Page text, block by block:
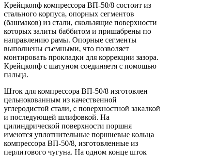
Крейцкопф компрессора ВП-50/8 состоит из
стального корпуса, опорных сегментов
(башмаков) из стали, скользящие поверхности
которых залиты баббитом и пришабрены по
направлению рамы. Опорные сегменты
выполнены съемными, что позволяет
монтировать прокладки для коррекции зазора.
Крейцкопф с шатуном соединяетя с помощью
пальца.
Шток для компрессора ВП-50/8 изготовлен
цельнокованным из качественной
углеродистой стали, с поверхностной закалкой
и последующей шлифовкой. На
цилиндрической поверхности поршня
имеются уплотнительные поршневые кольца
компрессора ВП-50/8, изготовленные из
перлитового чугуна. На одном конце шток